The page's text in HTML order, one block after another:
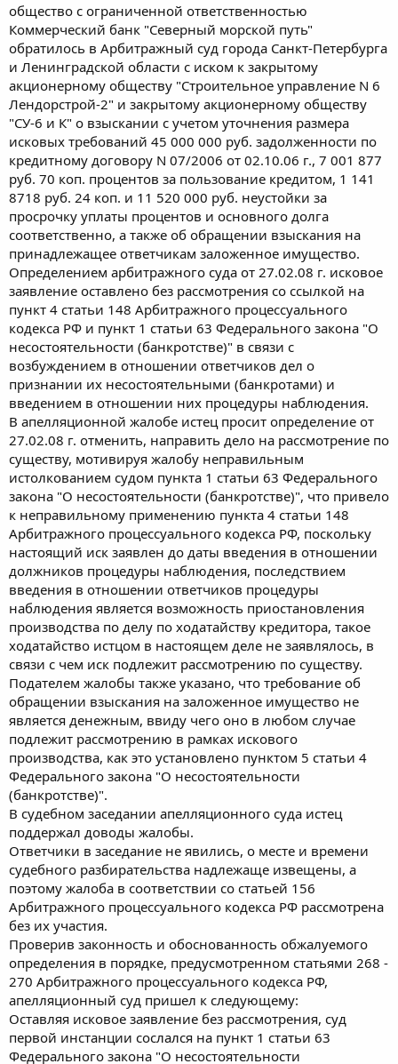
общество с ограниченной ответственностью
Коммерческий банк "Северный морской путь"
обратилось в Арбитражный суд города Санкт-Петербурга
и Ленинградской области с иском к закрытому
акционерному обществу "Строительное управление N 6
Лендорстрой-2" и закрытому акционерному обществу
"СУ-6 и К" о взыскании с учетом уточнения размера
исковых требований 45 000 000 руб. задолженности по
кредитному договору N 07/2006 от 02.10.06 г., 7 001 877
руб. 70 коп. процентов за пользование кредитом, 1 141
8718 руб. 24 коп. и 11 520 000 руб. неустойки за
просрочку уплаты процентов и основного долга
соответственно, а также об обращении взыскания на
принадлежащее ответчикам заложенное имущество.
Определением арбитражного суда от 27.02.08 г. исковое
заявление оставлено без рассмотрения со ссылкой на
пункт 4 статьи 148 Арбитражного процессуального
кодекса РФ и пункт 1 статьи 63 Федерального закона "О
несостоятельности (банкротстве)" в связи с
возбуждением в отношении ответчиков дел о
признании их несостоятельными (банкротами) и
введением в отношении них процедуры наблюдения.
В апелляционной жалобе истец просит определение от
27.02.08 г. отменить, направить дело на рассмотрение по
существу, мотивируя жалобу неправильным
истолкованием судом пункта 1 статьи 63 Федерального
закона "О несостоятельности (банкротстве)", что привело
к неправильному применению пункта 4 статьи 148
Арбитражного процессуального кодекса РФ, поскольку
настоящий иск заявлен до даты введения в отношении
должников процедуры наблюдения, последствием
введения в отношении ответчиков процедуры
наблюдения является возможность приостановления
производства по делу по ходатайству кредитора, такое
ходатайство истцом в настоящем деле не заявлялось, в
связи с чем иск подлежит рассмотрению по существу.
Подателем жалобы также указано, что требование об
обращении взыскания на заложенное имущество не
является денежным, ввиду чего оно в любом случае
подлежит рассмотрению в рамках искового
производства, как это установлено пунктом 5 статьи 4
Федерального закона "О несостоятельности
(банкротстве)".
В судебном заседании апелляционного суда истец
поддержал доводы жалобы.
Ответчики в заседание не явились, о месте и времени
судебного разбирательства надлежаще извещены, а
поэтому жалоба в соответствии со статьей 156
Арбитражного процессуального кодекса РФ рассмотрена
без их участия.
Проверив законность и обоснованность обжалуемого
определения в порядке, предусмотренном статьями 268 -
270 Арбитражного процессуального кодекса РФ,
апелляционный суд пришел к следующему:
Оставляя исковое заявление без рассмотрения, суд
первой инстанции сослался на пункт 1 статьи 63
Федерального закона "О несостоятельности